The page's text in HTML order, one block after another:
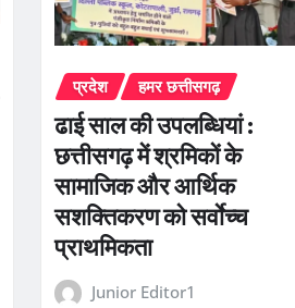
प्रदेश हमर छत्तीसगढ़
ढाई साल की उपलब्धियां :
छत्तीसगढ़ में श्रमिकों के
सामाजिक और आर्थिक
सशक्तिकरण को सर्वाेच्च
प्राथमिकता
Junior Editor1